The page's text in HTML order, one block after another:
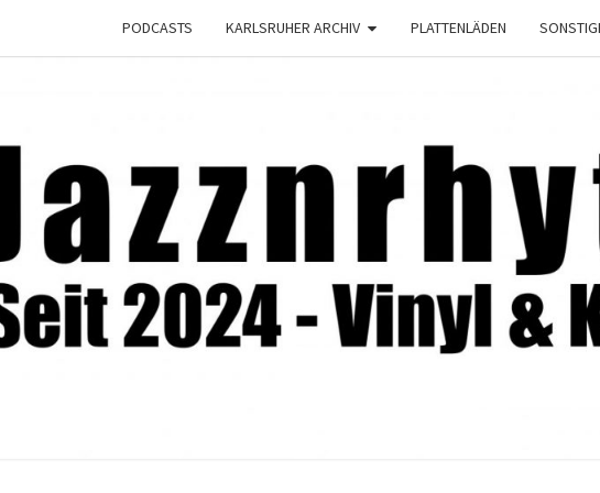
PODCASTS KARLSRUHER ARCHIV PLATTENLÄDEN
2024 –
Vinyl &
Konzerte